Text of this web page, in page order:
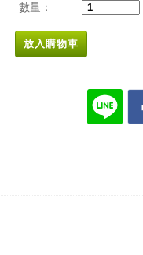
數量：
放入購物車